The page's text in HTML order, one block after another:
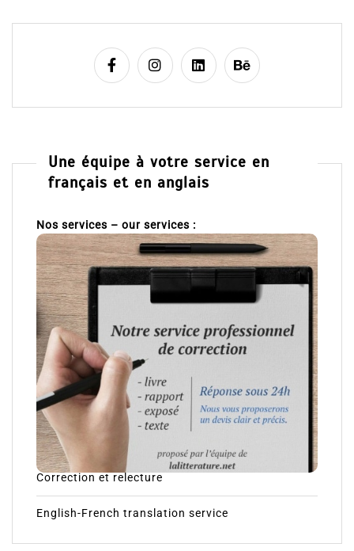
Une équipe à votre service en
français et en anglais
Nos services – our services :
Correction et relecture
English-French translation service